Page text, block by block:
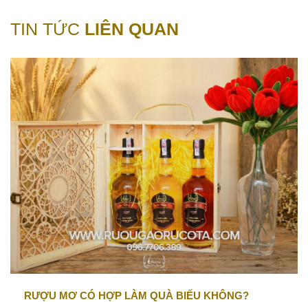
TIN TỨC LIÊN QUAN
RƯỢU MƠ CÓ HỢP LÀM QUÀ BIẾU KHÔNG?